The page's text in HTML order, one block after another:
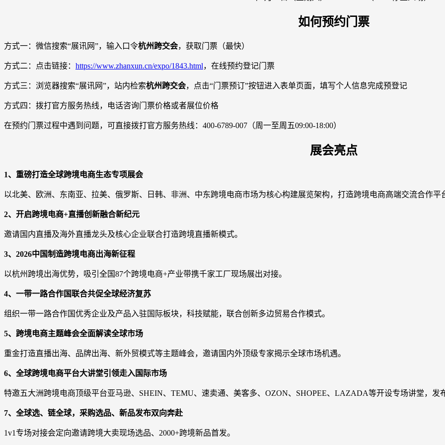
如何预约门票
方式一：微信搜索“展讯网”，输入口令杭州跨交会，获取门票（最快）
方式二：点击链接： https://www.zhanxun.cn/expo/1843.html，在线预约登记门票
方式三：浏览器搜索“展讯网”，站内检索杭州跨交会，点击“门票预订”按钮进入表单页面，填写个人信息完成预登记
方式四：拨打官方服务热线，电话咨询门票价格或者展位价格
在预约门票过程中遇到问题，可直接拨打官方服务热线：400-6789-007（周一至周五09:00-18:00）
展会亮点
1、重磅打造全球跨境电商生态专项展会
以北美、欧洲、东南亚、拉美、俄罗斯、日韩、非洲、中东跨境电商市场为核心构建展览架构，打造跨境电商高端交流合作平
2、开启跨境电商+直播创新融合新纪元
邀请国内直播及海外直播龙头及核心企业联合打造跨境直播新模式。
3、2026中国制造跨境电商出海新征程
以杭州跨境出海优势，吸引全国87个跨境电商+产业带携千家工厂现场展出对接。
4、一带一路合作国联合共促全球经济复苏
组织一带一路合作国优秀企业及产品入驻国际板块，科技赋能，联合创新多边贸易合作模式。
5、跨境电商主题峰会全面解读全球市场
重金打造直播出海、品牌出海、新外贸模式等主题峰会，邀请国内外顶级专家揭示全球市场机遇。
6、全球跨境电商平台大讲堂引领走入国际市场
特邀五大洲跨境电商顶级平台亚马逊、SHEIN、TEMU、速卖通、美客多、OZON、SHOPEE、LAZADA等开设专场讲堂，发
7、全球选、链全球，采购选品、新品发布双向奔赴
1v1专场对接会定向邀请跨境大卖现场选品、2000+跨境新品首发。